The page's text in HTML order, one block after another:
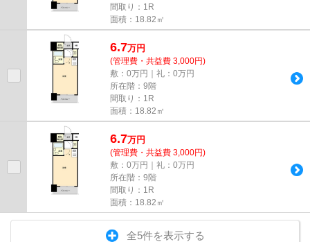
間取り：1R
面積：18.82㎡
6.7万円
(管理費・共益費 3,000円)
敷：0万円｜礼：0万円
所在階：9階
間取り：1R
面積：18.82㎡
6.7万円
(管理費・共益費 3,000円)
敷：0万円｜礼：0万円
所在階：9階
間取り：1R
面積：18.82㎡
全5件を表示する